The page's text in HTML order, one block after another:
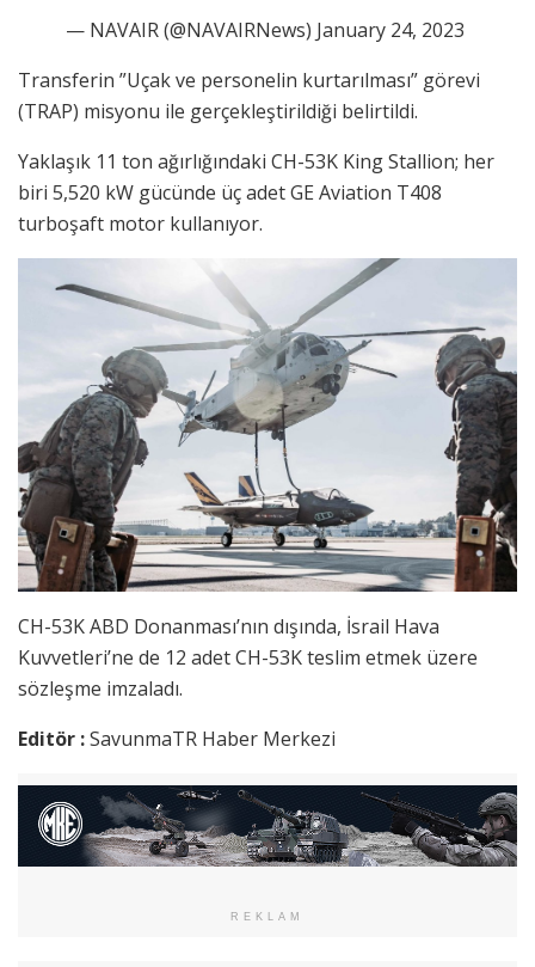
— NAVAIR (@NAVAIRNews) January 24, 2023
Transferin ”Uçak ve personelin kurtarılması” görevi
(TRAP) misyonu ile gerçekleştirildiği belirtildi.
Yaklaşık 11 ton ağırlığındaki CH-53K King Stallion; her
biri 5,520 kW gücünde üç adet GE Aviation T408
turboşaft motor kullanıyor.
CH-53K ABD Donanması’nın dışında, İsrail Hava
Kuvvetleri’ne de 12 adet CH-53K teslim etmek üzere
sözleşme imzaladı.
Editör :SavunmaTR Haber Merkezi
REKLAM